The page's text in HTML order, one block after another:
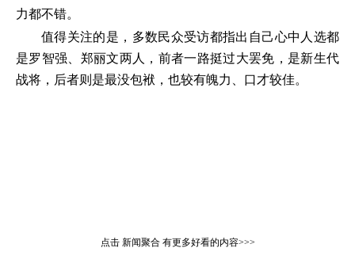
力都不错。
值得关注的是，多数民众受访都指出自己心中人选都
是罗智强、郑丽文两人，前者一路挺过大罢免，是新生代
战将，后者则是最没包袱，也较有魄力、口才较佳。
点击 新闻聚合有更多好看的内容>>>